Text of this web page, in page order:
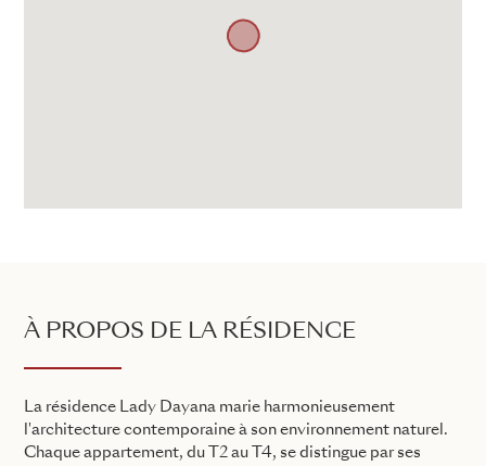
À PROPOS DE LA RÉSIDENCE
La résidence Lady Dayana marie harmonieusement
l'architecture contemporaine à son environnement naturel.
Chaque appartement, du T2 au T4, se distingue par ses